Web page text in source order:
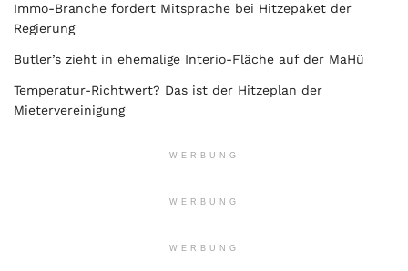
Immo-Branche fordert Mitsprache bei Hitzepaket der
Regierung
Butler’s zieht in ehemalige Interio-Fläche auf der MaHü
Temperatur-Richtwert? Das ist der Hitzeplan der
Mietervereinigung
WERBUNG
WERBUNG
WERBUNG